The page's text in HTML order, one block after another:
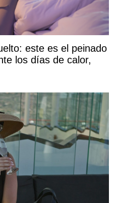
este es el peinado
los días de calor,